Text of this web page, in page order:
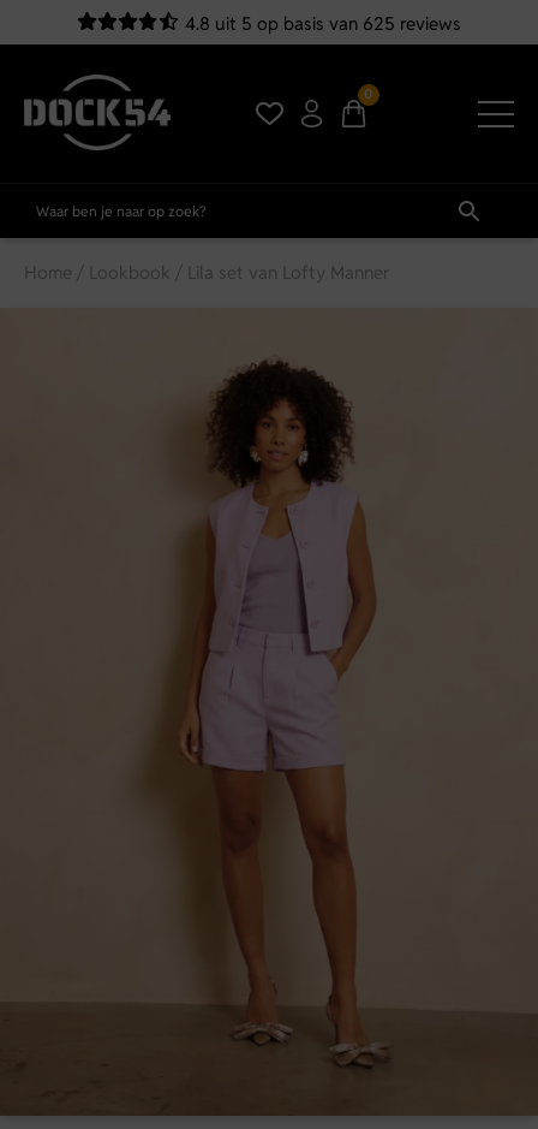
4.8 uit 5 op basis van 625 reviews
0
Home / Lookbook / Lila set van Lofty Manner